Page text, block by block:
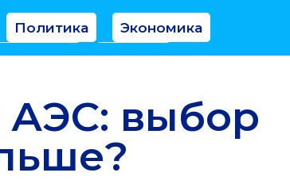
Политика
Экономика
Мнение
АЭС: выбор